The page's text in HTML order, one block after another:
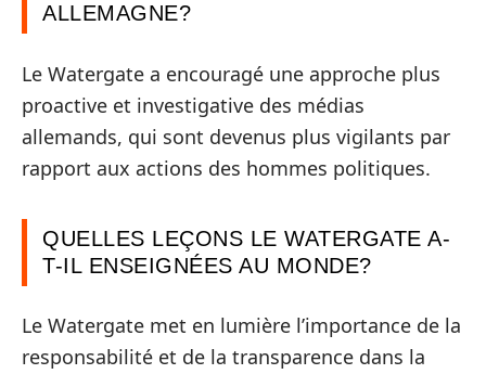
ALLEMAGNE?
Le Watergate a encouragé une approche plus
proactive et investigative des médias
allemands, qui sont devenus plus vigilants par
rapport aux actions des hommes politiques.
QUELLES LEÇONS LE WATERGATE A-
T-IL ENSEIGNÉES AU MONDE?
Le Watergate met en lumière l’importance de la
responsabilité et de la transparence dans la